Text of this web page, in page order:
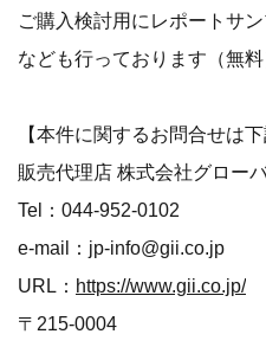
ご購入検討用にレポートサ
なども行っております（無料
【本件に関するお問合せは下
販売代理店 株式会社グロー
Tel：044-952-0102
e-mail：jp-info@gii.co.jp
URL： https://www.gii.co.jp/
〒215-0004